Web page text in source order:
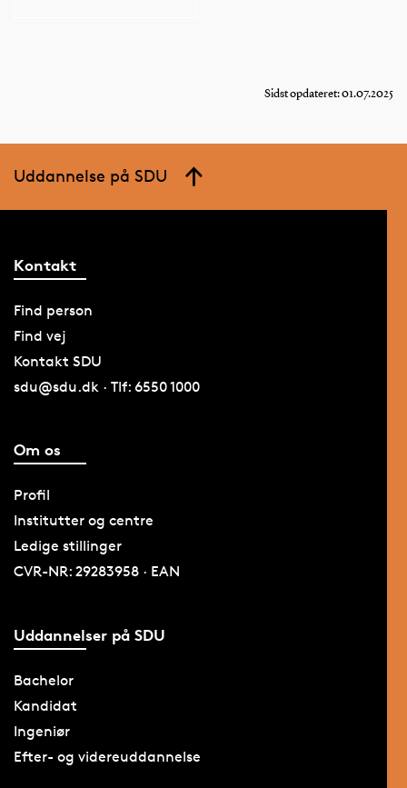
Sidst opdateret: 01.07.2025
Uddannelse på SDU
Kontakt
Find person
Find vej
Kontakt SDU
sdu@sdu.dk · Tlf: 6550 1000
Om os
Profil
Institutter og centre
Ledige stillinger
CVR-NR: 29283958 · EAN
Uddannelser på SDU
Bachelor
Kandidat
Ingeniør
Efter- og videreuddannelse